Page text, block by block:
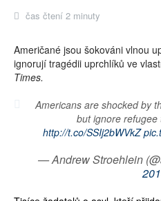
čas čtení 2 minuty
Američané jsou šokováni vlnou
ignorují tragédii uprchlíků ve
Times.
Americans are shocked by
but ignore
http://t.co/SSIj2bWVkZ
— Andrew Stroehlein